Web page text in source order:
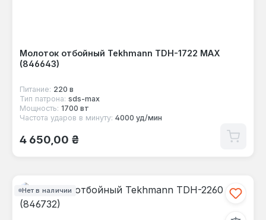
Молоток отбойный Tekhmann TDH-1722 MAX
(846643)
Питание: 220 в
Тип патрона: sds-max
Мощность: 1700 вт
Частота ударов в минуту: 4000 уд/мин
Обычная цена:
4 650,00 ₴
Нет в наличии